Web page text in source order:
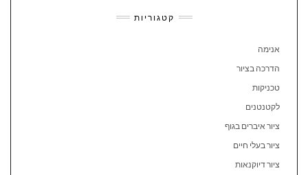
קטגוריות
אנימה
הדרכה בציור
טכניקות
לקטנטנים
ציור איברים בגוף
ציור בעלי חיים
ציור דיוקנאות